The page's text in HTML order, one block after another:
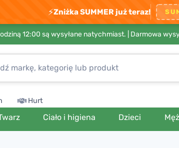
⚡Zniżka SUMMER już teraz!
12:00 są wysyłane natychmiast. | Darmowa
Hurt
Ciało i higiena Dzieci